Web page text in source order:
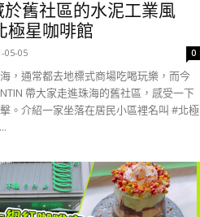
於舊社區的水泥工業風
極星咖啡館
05-05 0
，通常都去地標式商場吃喝玩樂，而今
帶大家走進珠海的舊社區，感受一下
。介紹一家坐落在居民小區裡名叫 #北極